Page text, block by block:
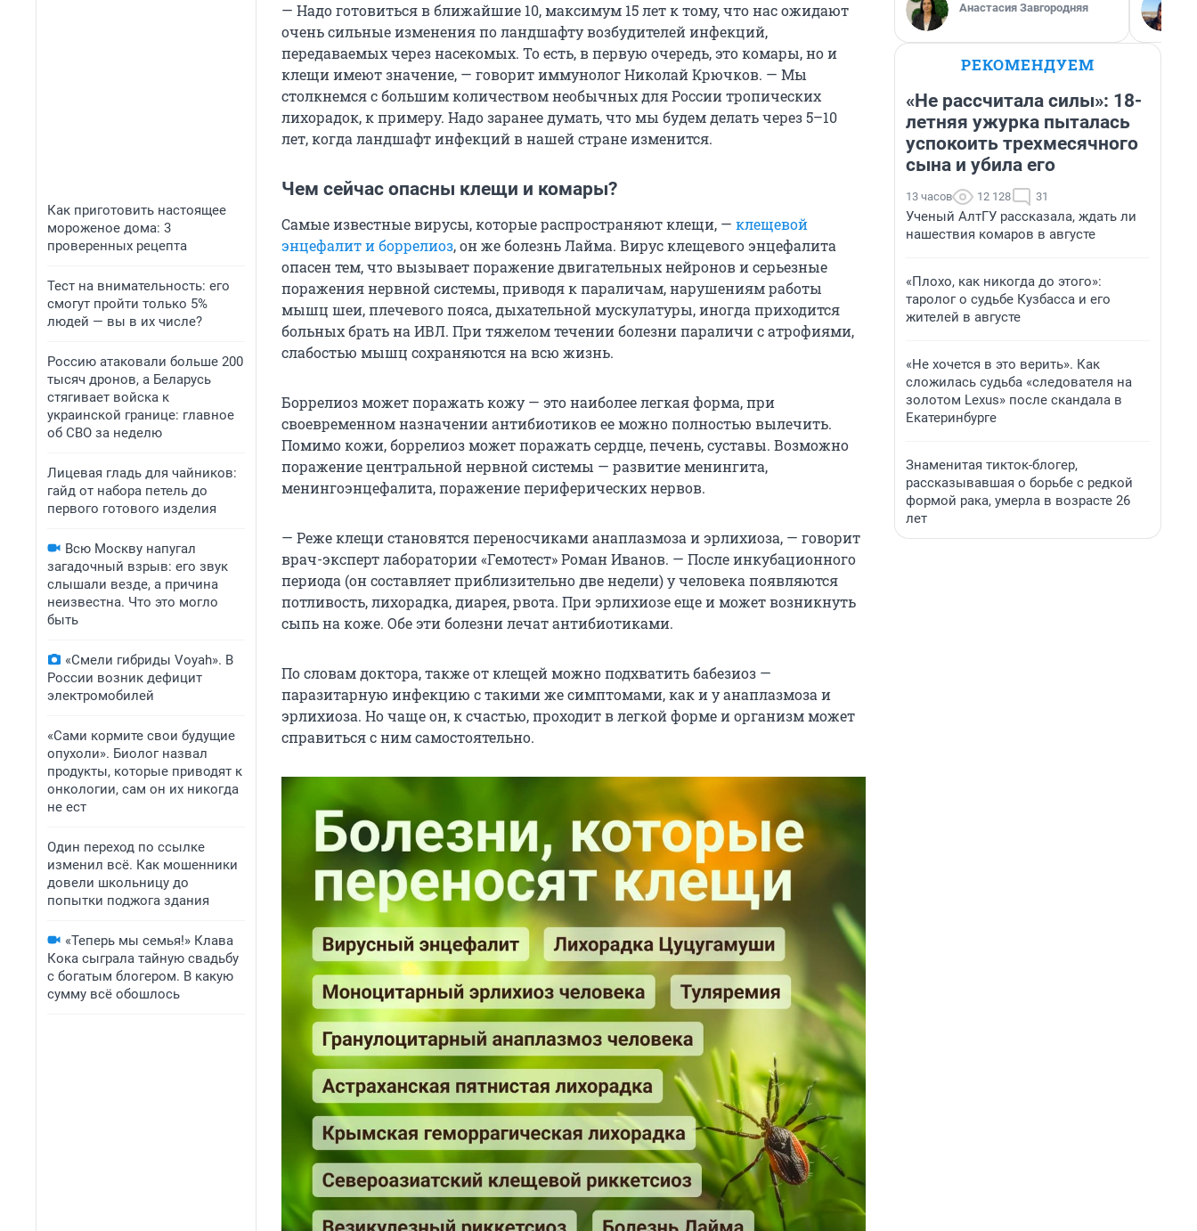
Как приготовить настоящее
мороженое дома: 3
проверенных рецепта
Тест на внимательность: его
смогут пройти только 5%
людей — вы в их числе?
Россию атаковали больше 200
тысяч дронов, а Беларусь
стягивает войска к
украинской границе: главное
об СВО за неделю
Лицевая гладь для чайников:
гайд от набора петель до
первого готового изделия
Всю Москву напугал
загадочный взрыв: его звук
слышали везде, а причина
неизвестна. Что это могло
быть
«Смели гибриды Voyah». В
России возник дефицит
электромобилей
«Сами кормите свои будущие
опухоли». Биолог назвал
продукты, которые приводят к
онкологии, сам он их никогда
не ест
Один переход по ссылке
изменил всё. Как мошенники
довели школьницу до
попытки поджога здания
«Теперь мы семья!» Клава
Кока сыграла тайную свадьбу
с богатым блогером. В какую
сумму всё обошлось
— Надо готовиться в ближайшие 10, максимум 15 лет к тому, что нас ожидают
очень сильные изменения по ландшафту возбудителей инфекций,
передаваемых через насекомых. То есть, в первую очередь, это комары, но и
клещи имеют значение, — говорит иммунолог Николай Крючков. — Мы
столкнемся с большим количеством необычных для России тропических
лихорадок, к примеру. Надо заранее думать, что мы будем делать через 5–10
лет, когда ландшафт инфекций в нашей стране изменится.
Чем сейчас опасны клещи и комары?
Самые известные вирусы, которые распространяют клещи, — клещевой
энцефалит и боррелиоз, он же болезнь Лайма. Вирус клещевого энцефалита
опасен тем, что вызывает поражение двигательных нейронов и серьезные
поражения нервной системы, приводя к параличам, нарушениям работы
мышц шеи, плечевого пояса, дыхательной мускулатуры, иногда приходится
больных брать на ИВЛ. При тяжелом течении болезни параличи с атрофиями,
слабостью мышц сохраняются на всю жизнь.
Боррелиоз может поражать кожу — это наиболее легкая форма, при
своевременном назначении антибиотиков ее можно полностью вылечить.
Помимо кожи, боррелиоз может поражать сердце, печень, суставы. Возможно
поражение центральной нервной системы — развитие менингита,
менингоэнцефалита, поражение периферических нервов.
— Реже клещи становятся переносчиками анаплазмоза и эрлихиоза, — говорит
врач-эксперт лаборатории «Гемотест» Роман Иванов. — После инкубационного
периода (он составляет приблизительно две недели) у человека появляются
потливость, лихорадка, диарея, рвота. При эрлихиозе еще и может возникнуть
сыпь на коже. Обе эти болезни лечат антибиотиками.
По словам доктора, также от клещей можно подхватить бабезиоз —
паразитарную инфекцию с такими же симптомами, как и у анаплазмоза и
эрлихиоза. Но чаще он, к счастью, проходит в легкой форме и организм может
справиться с ним самостоятельно.
Анастасия Завгородняя
РЕКОМЕНДУЕМ
«Не рассчитала силы»: 18-
летняя ужурка пыталась
успокоить трехмесячного
сына и убила его
13 часов 12 128 31
Ученый АлтГУ рассказала, ждать ли
нашествия комаров в августе
«Плохо, как никогда до этого»:
таролог о судьбе Кузбасса и его
жителей в августе
«Не хочется в это верить». Как
сложилась судьба «следователя на
золотом Lexus» после скандала в
Екатеринбурге
Знаменитая тикток-блогер,
рассказывавшая о борьбе с редкой
формой рака, умерла в возрасте 26
лет